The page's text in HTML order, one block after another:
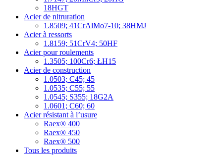
18HGT
Acier de nitruration
1.8509; 41CrAlMo7-10; 38HMJ
Acier à ressorts
1.8159; 51CrV4; 50HF
Acier pour roulements
1.3505; 100Cr6; ŁH15
Acier de construction
1.0503; C45; 45
1.0535; C55; 55
1.0545; S355; 18G2A
1.0601; C60; 60
Acier résistant à l’usure
Raex® 400
Raex® 450
Raex® 500
Tous les produits